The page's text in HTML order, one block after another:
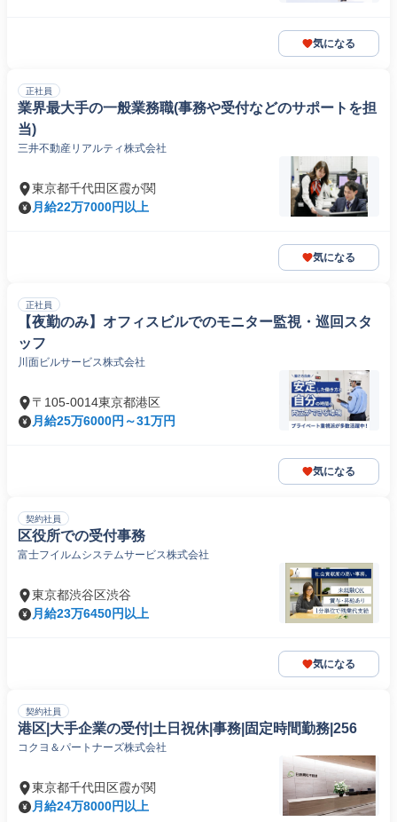
気になる
正社員
業界最大手の一般業務職(事務や受付などのサポートを担
当)
三井不動産リアルティ株式会社
東京都千代田区霞が関
月給22万7000円以上
気になる
正社員
【夜勤のみ】オフィスビルでのモニター監視・巡回スタ
ッフ
川面ビルサービス株式会社
〒105-0014東京都港区
月給25万6000円～31万円
気になる
契約社員
区役所での受付事務
富士フイルムシステムサービス株式会社
東京都渋谷区渋谷
月給23万6450円以上
気になる
契約社員
港区|大手企業の受付|土日祝休|事務|固定時間勤務|256
コクヨ＆パートナーズ株式会社
東京都千代田区霞が関
月給24万8000円以上